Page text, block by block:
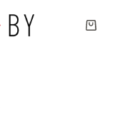
Shopping